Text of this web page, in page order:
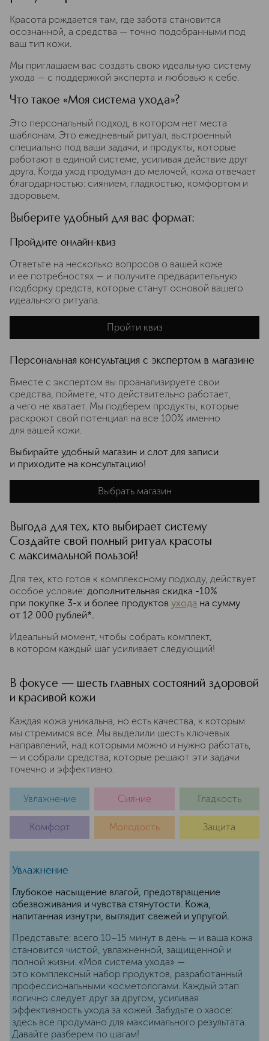
Красота рождается там, где забота становится
осознанной, а средства — точно подобранными под
ваш тип кожи.
Мы приглашаем вас создать свою идеальную систему
ухода — с поддержкой эксперта и любовью к себе.
Что такое «Моя система ухода»?
Это персональный подход, в котором нет места
шаблонам. Это ежедневный ритуал, выстроенный
специально под ваши задачи, и продукты, которые
работают в единой системе, усиливая действие друг
друга. Когда уход продуман до мелочей, кожа отвечает
благодарностью: сиянием, гладкостью, комфортом и
здоровьем.
Выберите удобный для вас формат:
Пройдите онлайн-квиз
Ответьте на несколько вопросов о вашей коже
и ее потребностях — и получите предварительную
подборку средств, которые станут основой вашего
идеального ритуала.
Пройти квиз
Персональная консультация с экспертом в магазине
Вместе с экспертом вы проанализируете свои
средства, поймете, что действительно работает,
а чего не хватает. Мы подберем продукты, которые
раскроют свой потенциал на все 100% именно
для вашей кожи.
Выбирайте удобный магазин и слот для записи
и приходите на консультацию!
Выбрать магазин
Выгода для тех, кто выбирает систему
Создайте свой полный ритуал красоты
с максимальной пользой!
Для тех, кто готов к комплексному подходу, действует
особое условие: дополнительная скидка -10%
при покупке 3-х и более продуктов ухода на сумму
от 12 000 рублей*.
Идеальный момент, чтобы собрать комплект,
в котором каждый шаг усиливает следующий!
В фокусе — шесть главных состояний здоровой
и красивой кожи
Каждая кожа уникальна, но есть качества, к которым
мы стремимся все. Мы выделили шесть ключевых
направлений, над которыми можно и нужно работать,
— и собрали средства, которые решают эти задачи
точечно и эффективно.
Увлажнение Сияние Гладкость
Комфорт Молодость Защита
Увлажнение
Глубокое насыщение влагой, предотвращение
обезвоживания и чувства стянутости. Кожа,
напитанная изнутри, выглядит свежей и упругой.
Представьте: всего 10–15 минут в день — и ваша кожа
становится чистой, увлажненной, защищенной и
полной жизни. «Моя система ухода» —
это комплексный набор продуктов, разработанный
профессиональными косметологами. Каждый этап
логично следует друг за другом, усиливая
эффективность ухода за кожей. Забудьте о хаосе:
здесь все продумано для максимального результата.
Давайте разберем по шагам!